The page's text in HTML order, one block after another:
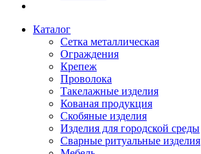
Каталог
Сетка металлическая
Ограждения
Крепеж
Проволока
Такелажные изделия
Кованая продукция
Скобяные изделия
Изделия для городской среды
Сварные ритуальные изделия